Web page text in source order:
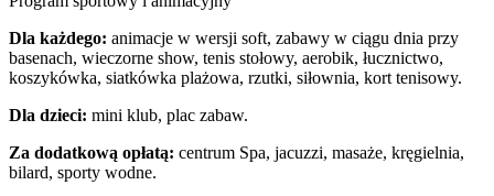
Dla każdego: animacje w wersji soft, zabawy w ciągu dnia przy
basenach, wieczorne show, tenis stołowy, aerobik, łucznictwo,
koszykówka, siatkówka plażowa, rzutki, siłownia, kort tenisowy.
Dla dzieci: mini klub, plac zabaw.
Za dodatkową opłatą: centrum Spa, jacuzzi, masaże, kręgielnia,
bilard, sporty wodne.